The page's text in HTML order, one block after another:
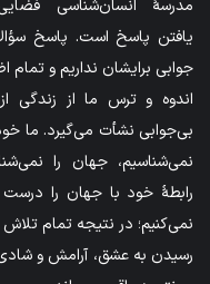
مدرسۀ انسان‌شناسی
یافتن پاسخ است. پاسخ
جوابی برایشان نداریم و تمام
اندوه و ترس ما از زندگی
بی‌جوابی نشأت می‌گیرد. ما
نمی‌شناسیم، جهان را
رابطۀ خود با جهان را
نمی‌کنیم؛ در نتیجه تمام تلاش
رسیدن به عشق، آرامش و شادی